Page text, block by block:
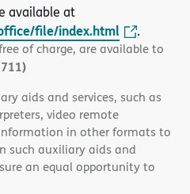
available at
file/index.html .
of charge, are available to
aids and services, such as
video remote
in other formats to
such auxiliary aids and
an equal opportunity to